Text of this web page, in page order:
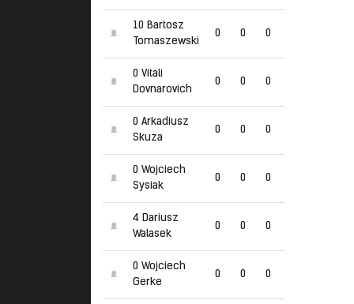
10 Bartosz
Tomaszewski
0 0 0
0 Vitali
Dovnarovich
0 0 0
0 Arkadiusz
Skuza
0 0 0
0 Wojciech
Sysiak
0 0 0
4 Dariusz
Walasek
0 0 0
0 Wojciech
Gerke
0 0 0